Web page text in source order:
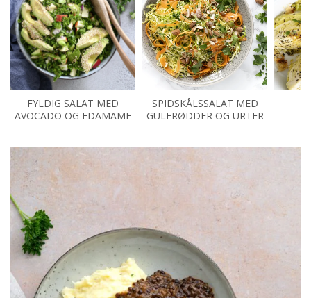
FYLDIG SALAT MED
AVOCADO OG EDAMAME
SPIDSKÅLSSALAT MED
GULERØDDER OG URTER